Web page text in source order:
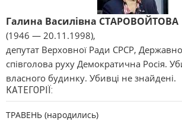
Галина Василівна СТАРОВОЙТОВА
(1946 — 20.11.1998),
депутат Верховної Ради СРСР,
співголова руху Демократична Росія.
власного будинку. Убивці не знайдені.
КАТЕГОРІЇ:
ТРАВЕНЬ (народились)